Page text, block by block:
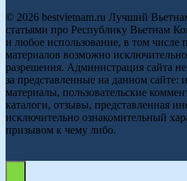
© 2026 bestvietnam.ru Лучший
статьями про Республику Вьетнам
и любое использование, в том числе
материалов возможно
разрешения. Администрация сайта не
за представленные на данном
материалы, пользовательские
каталоги, отзывы, представленная
исключительно ознакомительный
призывом к чему либо.